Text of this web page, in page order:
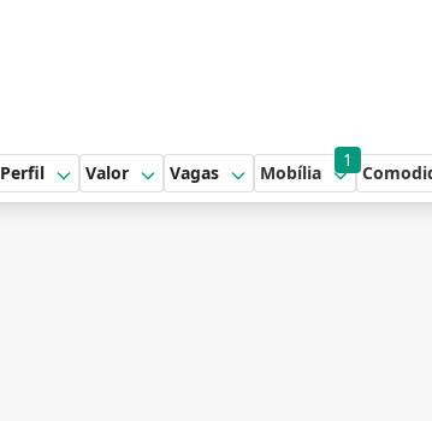
Perfil Valor Vagas
1
Mobília